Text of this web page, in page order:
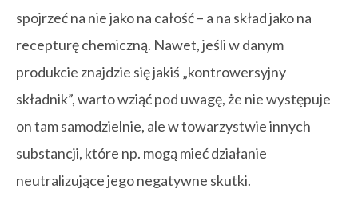
spojrzeć na nie jako na całość – a na skład jako na
recepturę chemiczną. Nawet, jeśli w danym
produkcie znajdzie się jakiś „kontrowersyjny
składnik”, warto wziąć pod uwagę, że nie występuje
on tam samodzielnie, ale w towarzystwie innych
substancji, które np. mogą mieć działanie
neutralizujące jego negatywne skutki.